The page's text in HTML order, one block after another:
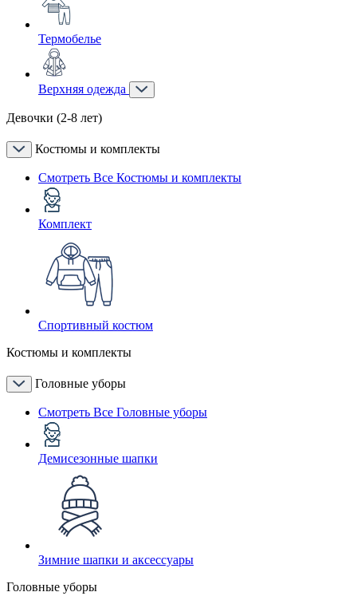
Термобелье
Верхняя одежда
Девочки (2-8 лет)
Костюмы и комплекты
Смотреть Все Костюмы и комплекты
Комплект
Спортивный костюм
Костюмы и комплекты
Головные уборы
Смотреть Все Головные уборы
Демисезонные шапки
Зимние шапки и аксессуары
Головные уборы